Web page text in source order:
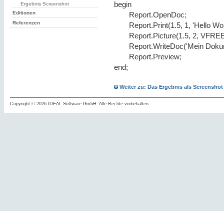
Ergebnis Screenshot
Editionen
Referenzen
begin
Report.OpenDoc;
Report.Print(1.5, 1, 'Hello
Report.Picture(1.5, 2,
Report.WriteDoc('Mein
Report.Preview;
end;
Weiter zu: Das Ergebnis als Screenshot
Copyright © 2026 IDEAL Software GmbH. Alle Rechte vorbehalten.